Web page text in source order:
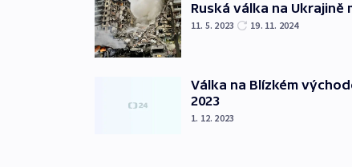
Ruská válka na Ukrajině
11. 5. 2023 19. 11. 2024
Válka na Blízkém
2023
1. 12. 2023